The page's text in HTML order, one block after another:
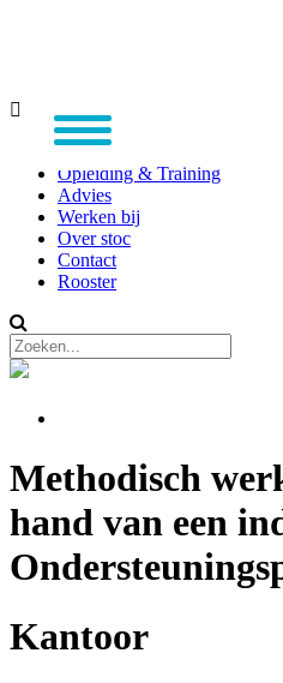
Home
Opleiding & Training
Advies
Werken bij
Over stoc
Contact
Rooster
Methodisch
hand van een
Kantoor